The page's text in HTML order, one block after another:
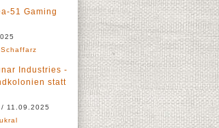
51 Gaming
Industries -
statt
/ 11.09.2025